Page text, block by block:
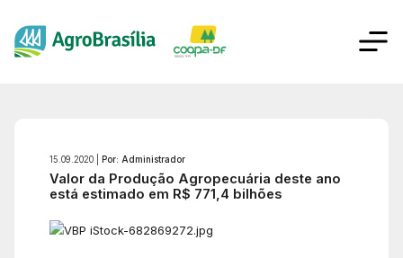
15.09.2020 | Por: Administrador
Valor da Produção Agropecuária deste ano
está estimado em R$ 771,4 bilhões